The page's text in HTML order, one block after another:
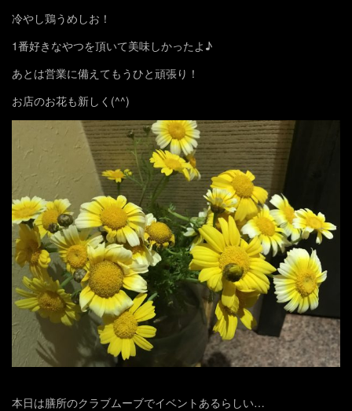
冷やし鶏うめしお！
1番好きなやつを頂いて美味しかったよ♪
あとは営業に備えてもうひと頑張り！
お店のお花も新しく(^^)
本日は膳所のクラブムーブでイベントあるらしい…